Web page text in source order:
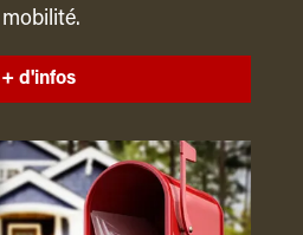
+ d'infos